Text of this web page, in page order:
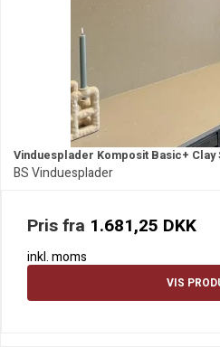
Vinduesplader Komposit Basic+ Clay
BS Vinduesplader
Pris fra 1.681,25 DKK
inkl. moms
VIS